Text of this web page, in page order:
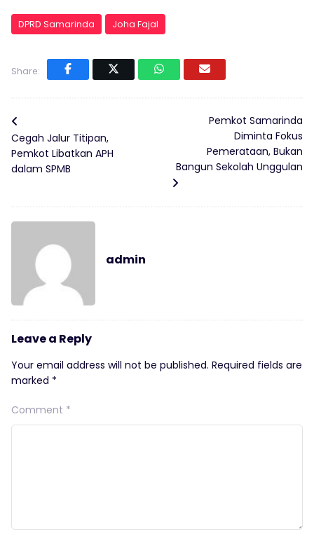
DPRD Samarinda Joha Fajal
Share:
Cegah Jalur Titipan,
Pemkot Libatkan APH
dalam SPMB
Pemkot Samarinda
Diminta Fokus
Pemerataan, Bukan
Bangun Sekolah Unggulan
admin
Leave a Reply
Your email address will not be published. Required fields are
marked *
Comment *